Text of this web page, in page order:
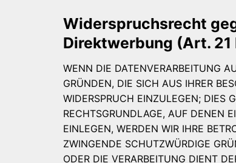
Widerspruchsrecht
Direktwerbung (Art. 21
WENN DIE DATENVERARBEITUNG
GRÜNDEN, DIE SICH AUS IHRER
WIDERSPRUCH EINZULEGEN; DIES
RECHTSGRUNDLAGE, AUF DENEN
EINLEGEN, WERDEN WIR IHRE
ZWINGENDE SCHUTZWÜRDIGE
ODER DIE VERARBEITUNG DIENT